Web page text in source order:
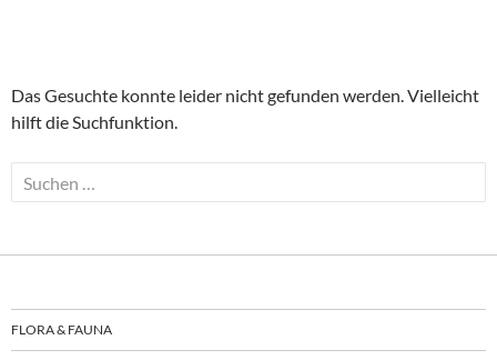
Das Gesuchte konnte leider nicht gefunden werden. Vielleicht
hilft die Suchfunktion.
Suchen
nach:
FLORA & FAUNA